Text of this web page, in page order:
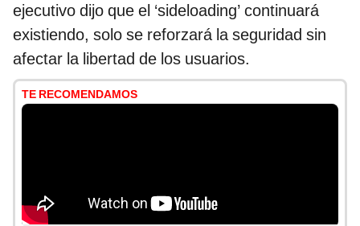
ejecutivo dijo que el ‘sideloading’ continuará
existiendo, solo se reforzará la seguridad sin
afectar la libertad de los usuarios.
TE RECOMENDAMOS